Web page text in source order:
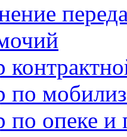
по
по опеке и